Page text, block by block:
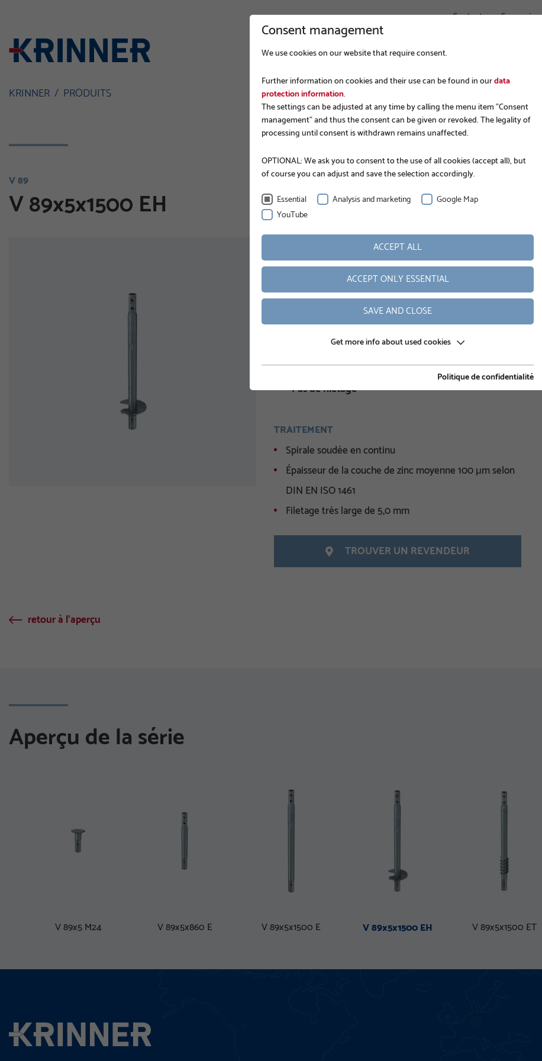
Contact Connexion
ENTREPRISE FONDATIONS
KRINNER PRODUITS
V 89
V 89x5x1500 EH
Longueur nominale
Poids
Numéro d'article
Diamètre intérieur
Hauteur de l’octogone
Pas de filetage
TRAITEMENT
Spirale soudée en continu
Épaisseur de la couche de zinc moyenne 100 μm selon
DIN EN ISO 1461
Filetage très large de 5,0 mm
TROUVER UN REVENDEUR
retour à l'aperçu
Aperçu de la série
V 89x5 M24 V 89x5x860 E V 89x5x1500 E V 89x5x1500 EH V 89x5x1500 ET
Consent management
We use cookies on our website that require consent.
Further information on cookies and their use can be found in ourdata
protection information.
The settings can be adjusted at any time by calling the menu item "Consent
management" and thus the consent can be given or revoked. The legality of
processing until consent is withdrawn remains unaffected.
OPTIONAL: We ask you to consent to the use of all cookies (accept all), but
of course you can adjust and save the selection accordingly.
Essential
Analysis and marketing
Google Map
YouTube
ACCEPT ALL
ACCEPT ONLY ESSENTIAL
SAVE AND CLOSE
Get more info about used cookies
Politique de confidentialité